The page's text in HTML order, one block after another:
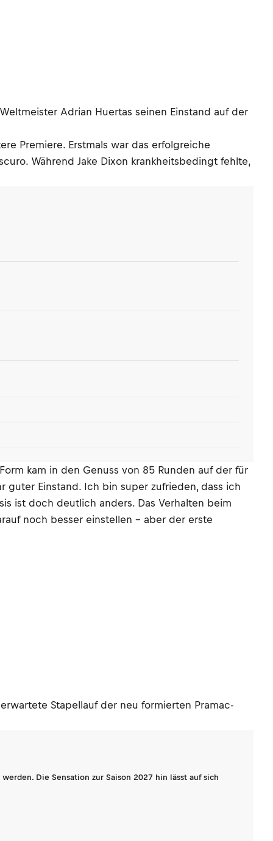
Adrian Huertas seinen Einstand auf der
Premiere. Erstmals war das erfolgreiche
Während Jake Dixon krankheitsbedingt fehlte,
kam in den Genuss von 85 Runden auf der für
guter Einstand. Ich bin super zufrieden, dass ich
ist doch deutlich anders. Das Verhalten beim
noch besser einstellen – aber der erste
Stapellauf der neu formierten Pramac-
Die Sensation zur Saison 2027 hin lässt auf sich